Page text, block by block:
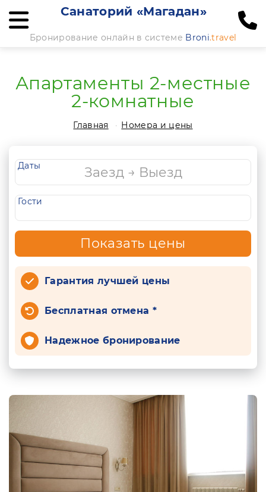
Санаторий «Магадан»
Бронирование онлайн в системе Broni.travel
Апартаменты 2-местные
2-комнатные
Главная Номера и цены
Даты
Гости
Показать цены
Гарантия лучшей цены
Бесплатная отмена *
Надежное бронирование